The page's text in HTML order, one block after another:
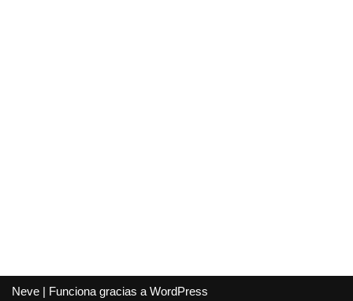
Neve | Funciona gracias a WordPress